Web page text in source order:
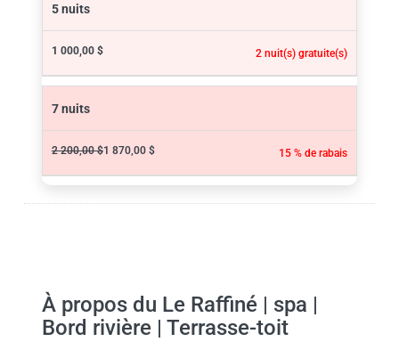
5 nuits
1 000,00 $ 2 nuit(s) gratuite(s)
7 nuits
2 200,00 $1 870,00 $ 15 % de rabais
À propos du Le Raffiné | spa |
Bord rivière | Terrasse-toit